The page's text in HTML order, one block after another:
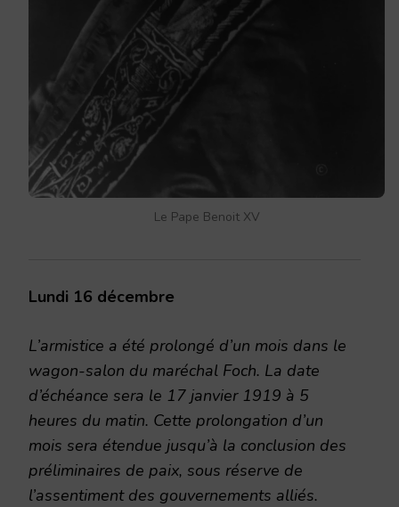
Le Pape Benoit XV
Lundi 16 décembre
L’armistice a été prolongé d’un mois dans le
wagon-salon du maréchal Foch. La date
d’échéance sera le 17 janvier 1919 à 5
heures du matin. Cette prolongation d’un
mois sera étendue jusqu’à la conclusion des
préliminaires de paix, sous réserve de
l’assentiment des gouvernements alliés.